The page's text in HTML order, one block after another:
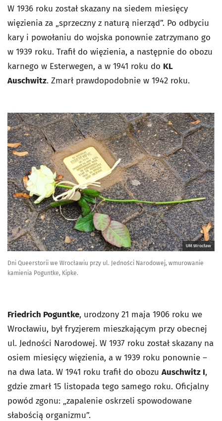
W 1936 roku został skazany na siedem miesięcy
więzienia za „sprzeczny z naturą nierząd”. Po odbyciu
kary i powołaniu do wojska ponownie zatrzymano go
w 1939 roku. Trafił do więzienia, a następnie do obozu
karnego w Esterwegen, a w 1941 roku do KL
Auschwitz. Zmarł prawdopodobnie w 1942 roku.
UM Wrocław
Dni Queerstorii we Wrocławiu przy ul. Jedności Narodowej, wmurowanie
kamienia Poguntke, Kipke.
Friedrich Poguntke, urodzony 21 maja 1906 roku we
Wrocławiu, był fryzjerem mieszkającym przy obecnej
ul. Jedności Narodowej. W 1937 roku został skazany na
osiem miesięcy więzienia, a w 1939 roku ponownie –
na dwa lata. W 1941 roku trafił do obozu Auschwitz I,
gdzie zmarł 15 listopada tego samego roku. Oficjalny
powód zgonu: „zapalenie oskrzeli spowodowane
słabością organizmu”.